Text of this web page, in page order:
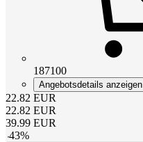
187100
Angebotsdetails anzeigen
22.82 EUR
22.82 EUR
39.99 EUR
-43%